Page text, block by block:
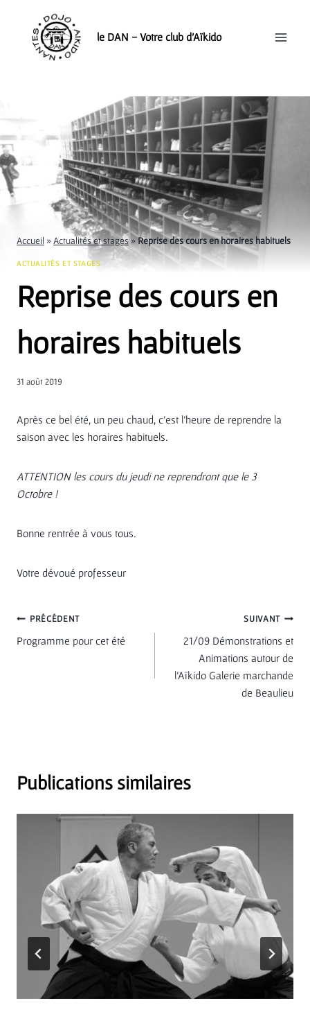
contenu
le DAN - Votre club d'Aïkido
Accueil » Actualités et stages »Reprise des cours en horaires habituels
ACTUALITÉS ET STAGES
Reprise des cours en
horaires habituels
31 août 2019
Après ce bel été, un peu chaud, c’est l’heure de reprendre la
saison avec les horaires habituels.
ATTENTION les cours du jeudi ne reprendront que le 3
Octobre !
Bonne rentrée à vous tous.
Votre dévoué professeur
Navigation
de
PRÉCÉDENT
Programme pour cet été
SUIVANT
21/09 Démonstrations et
Animations autour de
l’Aïkido Galerie marchande
de Beaulieu
Publications similaires